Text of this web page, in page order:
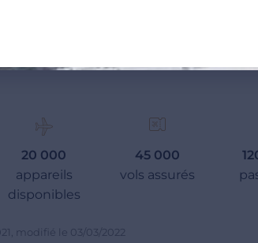
20 000
appareils
disponibles
45 000
vols assurés
, modifié le 03/03/2022